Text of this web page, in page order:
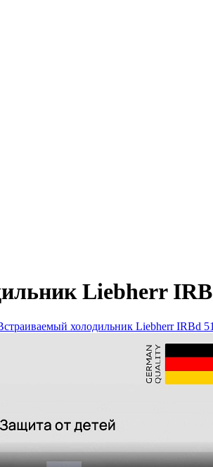
Liebherr
холодильник Liebherr IRBd